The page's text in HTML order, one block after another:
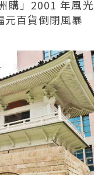
購」2001 年風光
元百貨倒閉風暴